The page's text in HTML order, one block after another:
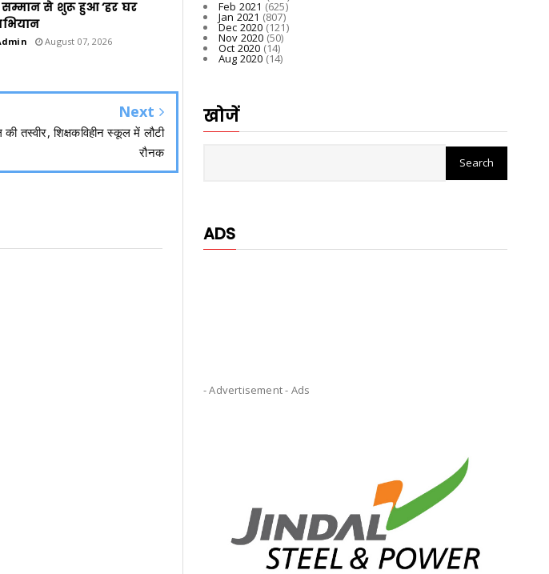
से शुरू हुआ ‘हर घर
August 07, 2026
Next
तस्वीर, शिक्षकविहीन स्कूल में लौटी
रौनक
Feb 2021 (625)
Jan 2021 (807)
Dec 2020(121)
Nov 2020 (50)
Oct 2020 (14)
Aug 2020(14)
खोजें
ADS
- Advertisement - Ads